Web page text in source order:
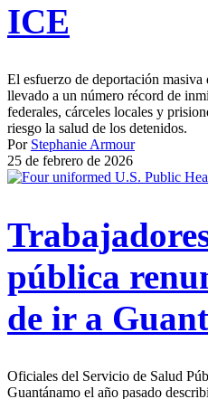
ICE
El esfuerzo de deportación
llevado a un número récord de
federales, cárceles locales y
riesgo la salud de los detenidos.
Por Stephanie Armour
25 de febrero de 2026
pública
de ir a
Oficiales del Servicio de Salud
Guantánamo el año pasado